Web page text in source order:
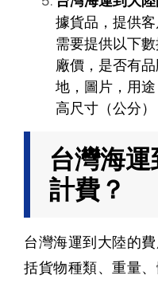
據貨品，提供
需要提供以下
廠價，是否有
地，圖片，用
高尺寸（公分）
台灣海
計費？
台灣海運到大陸的
括貨物種類、重量